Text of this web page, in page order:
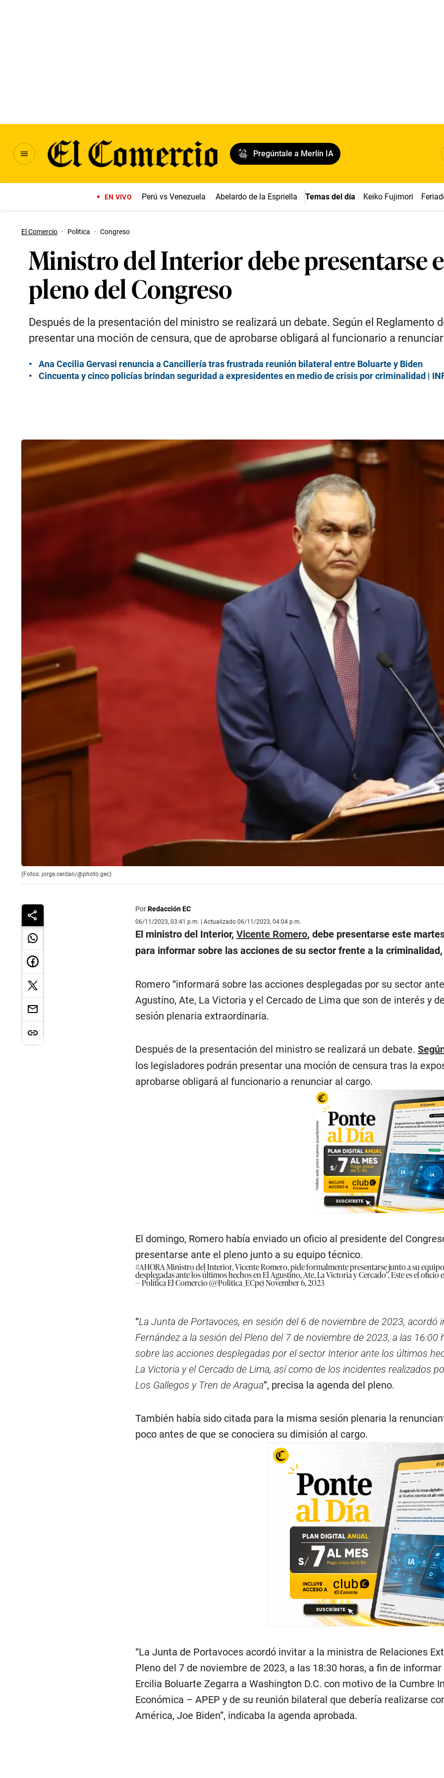
Pregúntale a Merlín IA
EN VIVO Perú vs Venezuela Abelardo de la Espriella Temas del día Keiko Fujimori
El Comercio · Politica · Congreso
Ministro del Interior debe presentarse
pleno del Congreso
Después de la presentación del ministro se realizará un debate. Según el Reglamento
presentar una moción de censura, que de aprobarse obligará al funcionario a
Ana Cecilia Gervasi renuncia a Cancillería tras frustrada reunión bilateral entre Boluarte y Biden
Cincuenta y cinco policías brindan seguridad a expresidentes en medio de crisis por criminalidad |
(Fotos: jorge.cerdan/@photo.gec)
PorRedacción EC
06/11/2023, 03:41 p.m. | Actualizado 06/11/2023, 04:04 p.m.
El ministro del Interior,Vicente Romero, debe presentarse este
para informar sobre las acciones de su sector frente a la
Romero “informará sobre las acciones desplegadas por su sector
Agustino, Ate, La Victoria y el Cercado de Lima que son de interés y
sesión plenaria extraordinaria.
Después de la presentación del ministro se realizará un debate.
los legisladores podrán presentar una moción de censura tras la
aprobarse obligará al funcionario a renunciar al cargo.
El domingo, Romero había enviado un oficio al presidente del
presentarse ante el pleno junto a su equipo técnico.
#AHORAMinistro del Interior, Vicente Romero, pide formalmente presentarse junto a su
desplegadas ante los últimos hechos en El Agustino, Ate, La Victoria y Cercado". Este es el
— Política El Comercio (@Politica_ECpe)November 6, 2023
“La Junta de Portavoces, en sesión del 6 de noviembre de 2023, acordó
Fernández a la sesión del Pleno del 7 de noviembre de 2023, a las
sobre las acciones desplegadas por el sector Interior ante los últimos
La Victoria y el Cercado de Lima, así como de los incidentes realizados
Los Gallegos y Tren de Aragua”, precisa la agenda del pleno.
También había sido citada para la misma sesión plenaria la
poco antes de que se conociera su dimisión al cargo.
“La Junta de Portavoces acordó invitar a la ministra de Relaciones
Pleno del 7 de noviembre de 2023, a las 18:30 horas, a fin de
Ercilia Boluarte Zegarra a Washington D.C. con motivo de la Cumbre
Económica – APEP y de su reunión bilateral que debería realizarse
América, Joe Biden”, indicaba la agenda aprobada.